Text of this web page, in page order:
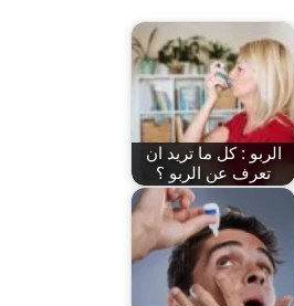
الربو : كل ما تريد ان
تعرف عن الربو ؟